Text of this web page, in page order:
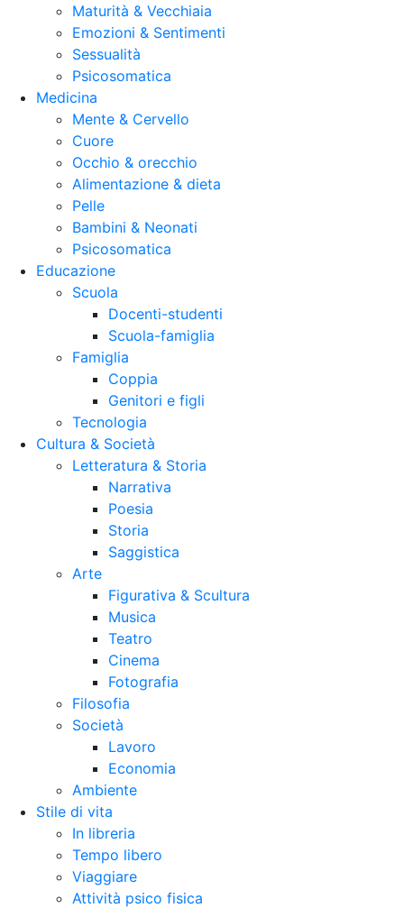
Maturità & Vecchiaia
Emozioni & Sentimenti
Sessualità
Psicosomatica
Medicina
Mente & Cervello
Cuore
Occhio & orecchio
Alimentazione & dieta
Pelle
Bambini & Neonati
Psicosomatica
Educazione
Scuola
Docenti-studenti
Scuola-famiglia
Famiglia
Coppia
Genitori e figli
Tecnologia
Cultura & Società
Letteratura & Storia
Narrativa
Poesia
Storia
Saggistica
Arte
Figurativa & Scultura
Musica
Teatro
Cinema
Fotografia
Filosofia
Società
Lavoro
Economia
Ambiente
Stile di vita
In libreria
Tempo libero
Viaggiare
Attività psico fisica